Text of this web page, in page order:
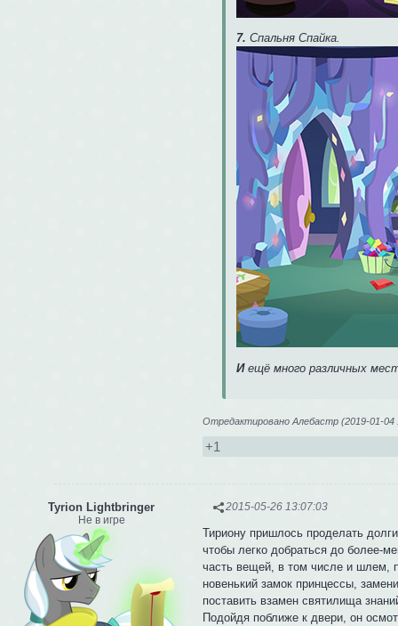
7. Спальня Спайка.
Иещё много различных
Отредактировано Алебастр (2019-01-04
+1
2015-05-26 13:07:03
Tyrion Lightbringer
Не в игре
Тириону пришлось проделать
чтобы легко добраться до более-
часть вещей, в том числе и шлем,
новенький замок принцессы,
поставить взамен святилища
Подойдя поближе к двери, он